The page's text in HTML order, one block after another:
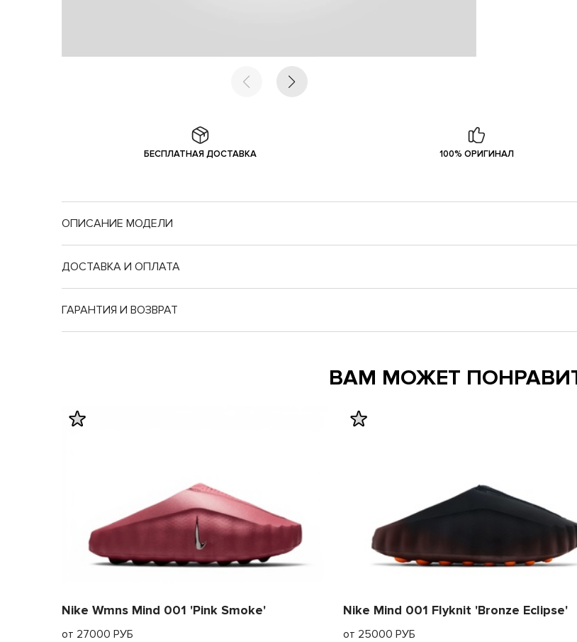
БЕСПЛАТНАЯ ДОСТАВКА 100% ОРИГИНАЛ
ОПИСАНИЕ МОДЕЛИ
ДОСТАВКА И ОПЛАТА
ГАРАНТИЯ И ВОЗВРАТ
ВАМ МОЖЕТ
Nike Wmns Mind 001 'Pink Smoke'
от 27000 РУБ
Nike Mind 001 Flyknit 'Bronze Eclipse'
от 25000 РУБ